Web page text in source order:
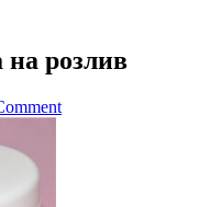
на розлив